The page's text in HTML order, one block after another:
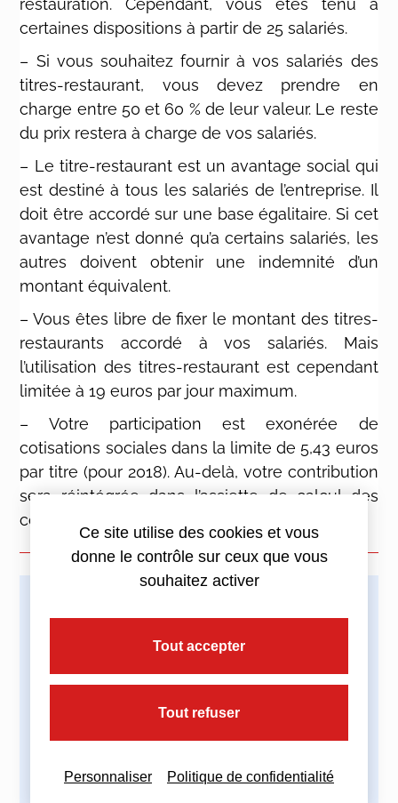
restauration. Cependant, vous êtes tenu à
certaines dispositions à partir de 25 salariés.
– Si vous souhaitez fournir à vos salariés des
titres-restaurant, vous devez prendre en
charge entre 50 et 60 % de leur valeur. Le reste
du prix restera à charge de vos salariés.
– Le titre-restaurant est un avantage social qui
est destiné à tous les salariés de l’entreprise. Il
doit être accordé sur une base égalitaire. Si cet
avantage n’est donné qu’a certains salariés, les
autres doivent obtenir une indemnité d’un
montant équivalent.
– Vous êtes libre de fixer le montant des titres-
restaurants accordé à vos salariés. Mais
l’utilisation des titres-restaurant est cependant
limitée à 19 euros par jour maximum.
– Votre participation est exonérée de
cotisations sociales dans la limite de 5,43 euros
par titre (pour 2018). Au-delà, votre contribution
sera réintégrée dans l’assiette de calcul des
cotisations.
Imprimez cette actualité
Ce site utilise des cookies et vous
donne le contrôle sur ceux que vous
souhaitez activer
Tout accepter
Tout refuser
Personnaliser Politique de confidentialité